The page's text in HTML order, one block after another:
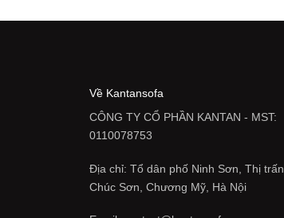
Về Kantansofa
CÔNG TY CỔ PHẦN KANTAN - MST:
0110078753
Địa chỉ: Tổ dân phố Ninh Sơn, Thị trấn
Chúc Sơn, Chương Mỹ, Hà Nội